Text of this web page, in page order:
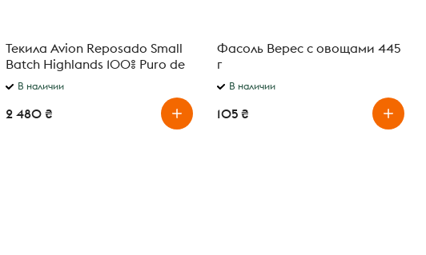
Текила Avion Reposado Small
Batch Highlands 100% Puro de
Agave 0,7 л
В наличии
2 480 ₴
Фасоль Верес с овощами 445
г
В наличии
105 ₴